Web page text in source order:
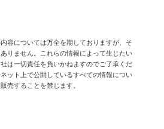
容については万全を期しておりますが、そ
りません。これらの情報によって生じたい
は一切責任を負いかねますのでご了承くだ
ット上で公開しているすべての情報につい
売することを禁じます。